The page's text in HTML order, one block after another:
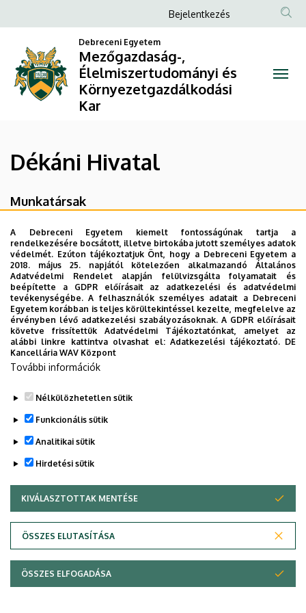
Hivatal
Mezőgazdaság-,
és
Kar
a
Anonim
fiók
menüje
Bejelentkezés
Debreceni Egyetem
Mezőgazdaság-,
Élelmiszertudományi és
Környezetgazdálkodási
Kar
Dékáni Hivatal
Munkatársak
Mocsáriné Fricz Julianna, hivatalvezető
Nagyné Tóth Angéla , ügyvivő-szakértő
Forgács-Adorján Anita, ügyvivő-szakértő
Papp Mariettkülföldi hallgatói ügyintézésért
felelős
Legutóbbi frissítés: 2023. 10. 16. 15:09
Adatvédelem
Copyright © 2026 Unideb
A Debreceni Egyetem kiemelt fontosságúnak tartja a
rendelkezésére bocsátott, illetve birtokába jutott személyes adatok
védelmét. Ezúton tájékoztatjuk Önt, hogy a Debreceni Egyetem a
2018. május 25. napjától kötelezően alkalmazandó Általános
Adatvédelmi Rendelet alapján felülvizsgálta folyamatait és
beépítette a GDPR előírásait az adatkezelési és adatvédelmi
tevékenységébe. A felhasználók személyes adatait a Debreceni
Egyetem korábban is teljes körültekintéssel kezelte, megfelelve az
érvényben lévő adatkezelési szabályozásoknak. A GDPR előírásait
követve frissítettük Adatvédelmi Tájékoztatónkat, amelyet az
alábbi linkre kattintva olvashat el:Adatkezelési tájékoztató. DE
Kancellária WAV Központ
További információk
Nélkülözhetetlen sütik
Funkcionális sütik
Analitikai sütik
Hirdetési sütik
KIVÁLASZTOTTAK MENTÉSE
ÖSSZES ELUTASÍTÁSA
WITHDRAW CONSENT
ÖSSZES ELFOGADÁSA